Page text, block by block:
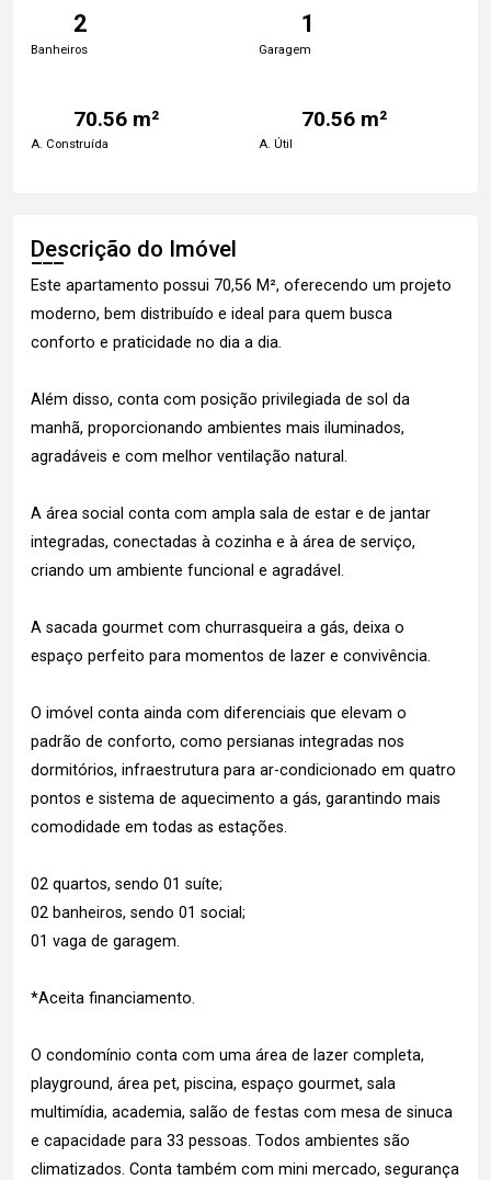
2
Banheiros
1
Garagem
70.56 m²
A. Construída
70.56 m²
A. Útil
Descrição do Imóvel
Este apartamento possui 70,56 M², oferecendo um projeto
moderno, bem distribuído e ideal para quem busca
conforto e praticidade no dia a dia.
Além disso, conta com posição privilegiada de sol da
manhã, proporcionando ambientes mais iluminados,
agradáveis e com melhor ventilação natural.
A área social conta com ampla sala de estar e de jantar
integradas, conectadas à cozinha e à área de serviço,
criando um ambiente funcional e agradável.
A sacada gourmet com churrasqueira a gás, deixa o
espaço perfeito para momentos de lazer e convivência.
O imóvel conta ainda com diferenciais que elevam o
padrão de conforto, como persianas integradas nos
dormitórios, infraestrutura para ar-condicionado em quatro
pontos e sistema de aquecimento a gás, garantindo mais
comodidade em todas as estações.
02 quartos, sendo 01 suíte;
02 banheiros, sendo 01 social;
01 vaga de garagem.
*Aceita financiamento.
O condomínio conta com uma área de lazer completa,
playground, área pet, piscina, espaço gourmet, sala
multimídia, academia, salão de festas com mesa de sinuca
e capacidade para 33 pessoas. Todos ambientes são
climatizados. Conta também com mini mercado, segurança